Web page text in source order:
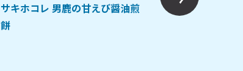
サキホコレ 男鹿の甘えび醤油煎
餅